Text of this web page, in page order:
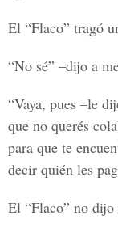
El “Flaco” tragó
“No sé” –dijo a
“Vaya, pues –le
que no querés
para que te
decir quién les
El “Flaco” no dijo